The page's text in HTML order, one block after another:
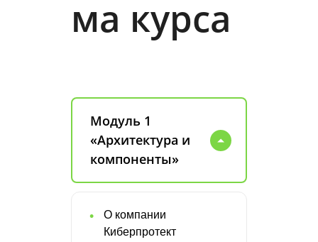
ма курса
Модуль 1
«Архитектура и
компоненты»
О компании
Киберпротект